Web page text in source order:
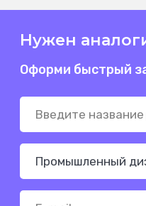
Нужен
Оформи быстрый